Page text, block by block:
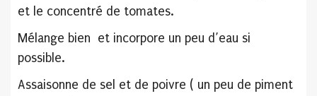
et le concentré de tomates.
Mélange bien et incorpore un peu d’eau si
possible.
Assaisonne de sel et de poivre ( un peu de piment